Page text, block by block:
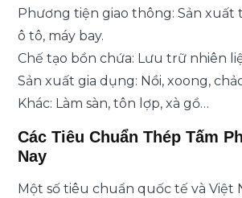
Phương tiện giao thông: Sản xuất
ô tô, máy bay.
Chế tạo bồn chứa: Lưu trữ nhiên
Sản xuất gia dụng: Nồi, xoong,
Khác: Làm sàn, tôn lợp, xà gồ…
Các Tiêu Chuẩn Thép Tấm
Nay
Một số tiêu chuẩn quốc tế và Việt